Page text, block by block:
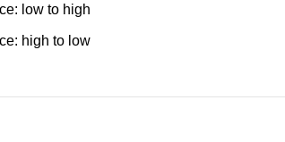
low to high
high to low